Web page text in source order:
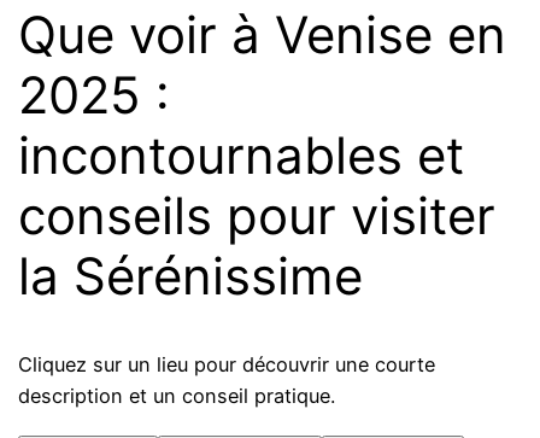
Que voir à Venise en
2025 :
incontournables et
conseils pour visiter
la Sérénissime
Cliquez sur un lieu pour découvrir une courte
description et un conseil pratique.